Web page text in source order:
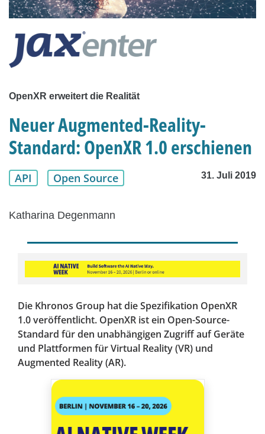
OpenXR erweitert die Realität
Neuer Augmented-Reality-
Standard: OpenXR 1.0 erschienen
API Open Source 31. Juli 2019
Katharina Degenmann
Die Khronos Group hat die Spezifikation OpenXR
1.0 veröffentlicht. OpenXR ist ein Open-Source-
Standard für den unabhängigen Zugriff auf Geräte
und Plattformen für Virtual Reality (VR) und
Augmented Reality (AR).